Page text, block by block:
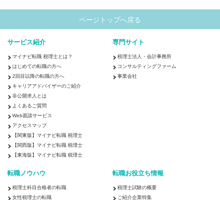
ページトップへ戻る
サービス紹介
マイナビ転職 税理士とは？
はじめての転職の方へ
2回目以降の転職の方へ
キャリアアドバイザーのご紹介
非公開求人とは
よくあるご質問
Web面談サービス
アクセスマップ
【関東版】マイナビ転職 税理士
【関西版】マイナビ転職 税理士
【東海版】マイナビ転職 税理士
専門サイト
税理士法人・会計事務所
コンサルティングファーム
事業会社
転職ノウハウ
税理士科目合格者の転職
女性税理士の転職
転職お役立ち情報
税理士試験の概要
ご紹介企業特集